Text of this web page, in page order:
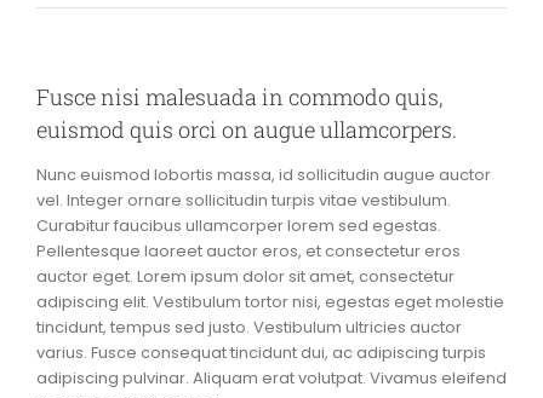
Fusce nisi malesuada in commodo quis,
euismod quis orci on augue ullamcorpers.
Nunc euismod lobortis massa, id sollicitudin augue auctor
vel. Integer ornare sollicitudin turpis vitae vestibulum.
Curabitur faucibus ullamcorper lorem sed egestas.
Pellentesque laoreet auctor eros, et consectetur eros
auctor eget. Lorem ipsum dolor sit amet, consectetur
adipiscing elit. Vestibulum tortor nisi, egestas eget molestie
tincidunt, tempus sed justo. Vestibulum ultricies auctor
varius. Fusce consequat tincidunt dui, ac adipiscing turpis
adipiscing pulvinar. Aliquam erat volutpat. Vivamus eleifend